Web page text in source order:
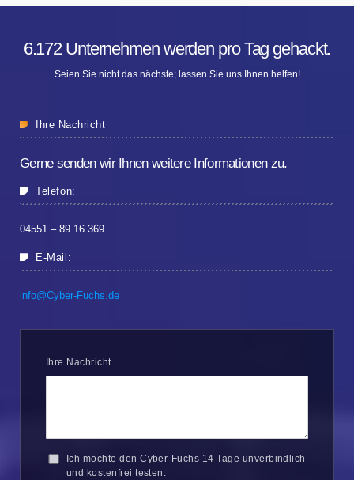
6.172 Unternehmen werden pro Tag gehackt.
Seien Sie nicht das nächste; lassen Sie uns Ihnen helfen!
Ihre Nachricht
Gerne senden wir Ihnen weitere Informationen zu.
Telefon:
04551 – 89 16 369
E-Mail:
info@Cyber-Fuchs.de
Ihre Nachricht
Ich möchte den Cyber-Fuchs 14 Tage unverbindlich
und kostenfrei testen.